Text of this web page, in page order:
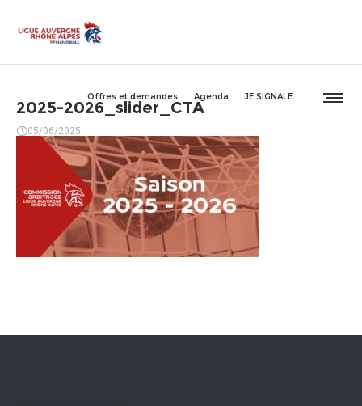
Offres et demandes Agenda JE SIGNALE
2025-2026_slider_CTA
05/06/2025